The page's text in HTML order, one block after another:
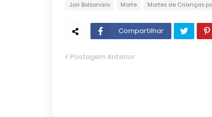
Jair Bolsonaro
Morte Mortes de Crianças
Compartilhar
Postagem Anterior